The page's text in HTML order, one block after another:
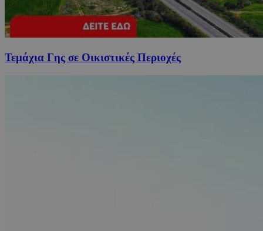
Τεμάχια Γης σε Οικιστικές Περιοχές